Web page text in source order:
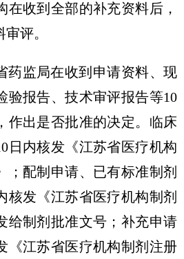
在收到全部的补充资料后，
评。
监局在收到申请资料、现
验报告、技术审评报告等10
作出是否批准的决定。临床
日内核发《江苏省医疗机构
；配制申请、已有标准制剂
核发《江苏省医疗机构制剂
给制剂批准文号；补充申请
《江苏省医疗机构制剂注册